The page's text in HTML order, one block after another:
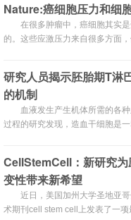
Nature:癌细胞压力和细
在很多肿瘤中，癌细胞其实
的。这些应激压力来自很多方面
研究人员揭示胚胎期T淋
的机制
血液发生产生机体所需的各
过程的研究发现，造血干细胞是
CellStemCell：新研究
变性带来新希望
近日，美国加州大学圣地亚
术期刊cell stem cell上发表了一